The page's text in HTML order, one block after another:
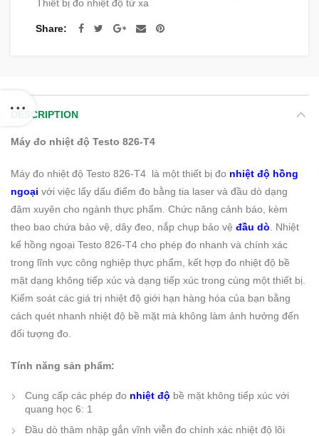
Thiết bị đo nhiệt độ từ xa
Share
DESCRIPTION
Máy đo nhiệt độ Testo 826-T4
Máy đo nhiệt độ Testo 826-T4 là một thiết bị đo nhiệt độ hồng
ngoại với việc lấy dấu điểm đo bằng tia laser và đầu dò dạng
đâm xuyên cho ngành thực phẩm. Chức năng cảnh báo, kèm
theo bao chứa bảo vệ, dây đeo, nắp chụp bảo vệ đầu dò . Nhiệt
kế hồng ngoại Testo 826-T4 cho phép đo nhanh và chính xác
trong lĩnh vực công nghiệp thực phẩm, kết hợp đo nhiệt độ bề
mặt dạng không tiếp xúc và dạng tiếp xúc trong cùng một thiết bị.
Kiểm soát các giá trị nhiệt độ giới hạn hàng hóa của bạn bằng
cách quét nhanh nhiệt độ bề mặt mà không làm ảnh hưởng đến
đối tượng đo.
Tính năng sản phẩm:
Cung cấp các phép đo nhiệt độ bề mặt không tiếp xúc với
quang học 6: 1
Đầu dò thâm nhập gắn vĩnh viễn đo chính xác nhiệt độ lõi